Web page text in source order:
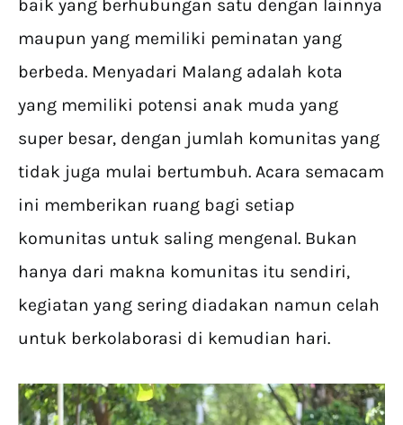
baik yang berhubungan satu dengan lainnya
maupun yang memiliki peminatan yang
berbeda. Menyadari Malang adalah kota
yang memiliki potensi anak muda yang
super besar, dengan jumlah komunitas yang
tidak juga mulai bertumbuh. Acara semacam
ini memberikan ruang bagi setiap
komunitas untuk saling mengenal. Bukan
hanya dari makna komunitas itu sendiri,
kegiatan yang sering diadakan namun celah
untuk berkolaborasi di kemudian hari.